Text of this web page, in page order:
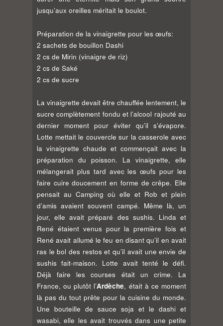
jusqu’aux oreilles méritait le boulot.
Préparation de la vinaigrette pour les œufs:
2 sachets de bouillon Dashi
2 cs de Mirin (vinaigre de riz)
2 cs de Saké
2 cs de sucre
La vinaigrette devait être chauffée lentement, le
sucre complètement fondu et l’alcool rajouté au
dernier moment pour éviter qu’il s’évapore.
Lotte mettait le couvercle sur la casserole avec
la vinaigrette chaude et commençait avec la
préparation du poisson. La vinaigrette, elle
mélangerait plus tard avec les œufs pour les
faire cuire doucement en forme de crêpe. Elle
pensait au Camping où elle et Rob et plein
d’amis avaient souvent campé. Même là, un
jour, elle avait préparé des sushis. Linda et
René étaient venus pour la première fois et
René avait allumé le feu en disant qu’il en avait
ras le bol des restos et qu’il avait une envie de
sushis fait-maison. Lotte avait tenté le défi.
Déjà faire les courses était un crime. La
France, ou plutôt l’Ardèche, était à ce moment
là pas du tout prête pour la cuisine du monde.
Une bouteille de sauce soja et le dashi et
wasabi, elle les avait trouvés dans une petite